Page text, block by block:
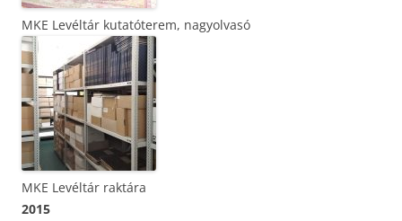
MKE Levéltár kutatóterem, nagyolvasó
MKE Levéltár raktára
2015